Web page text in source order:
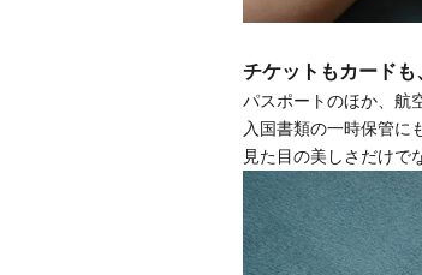
チケットもカードも
パスポートのほか、航
入国書類の一時保管に
見た目の美しさだけで